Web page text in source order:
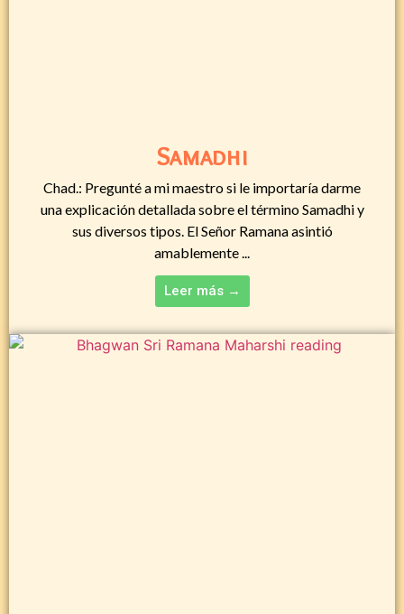
Samadhi
Chad.: Pregunté a mi maestro si le importaría darme
una explicación detallada sobre el término Samadhi y
sus diversos tipos. El Señor Ramana asintió
amablemente ...
Leer más →